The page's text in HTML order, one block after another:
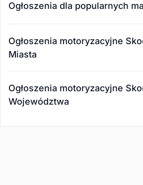
Ogłoszenia dla popularnych
Ogłoszenia motoryzacyjne
Miasta
Ogłoszenia motoryzacyjne
Województwa